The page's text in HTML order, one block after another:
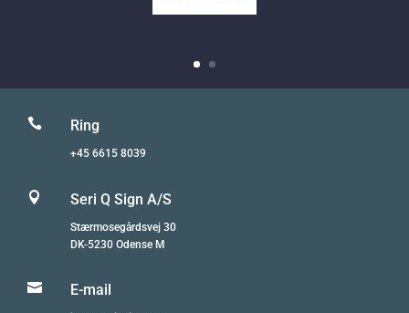
 Ring
+45 6615 8039
 Seri Q Sign A/S
Stærmosegårdsvej 30
DK-5230 Odense M
 E-mail